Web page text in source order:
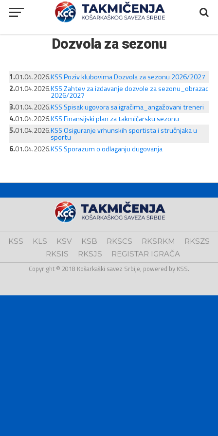
Dozvola za sezonu
1.01.04.2026.KSS Poziv klubovima Dozvola za sezonu 2026/2027
2.01.04.2026.KSS Zahtev za izdavanje dozvole za sezonu_obrazac
2026/2027
3.01.04.2026.KSS Spisak ugovora sa igračima_angažovani treneri
4.01.04.2026.KSS Finansijski plan za takmičarsku sezonu
5.01.04.2026.KSS Osiguranje vrhunskih sportista i stručnjaka u
sportu
6.01.04.2026.KSS Sporazum o odlaganju dugovanja
KSS KLS KSV KSB RKSCS RKSRKM
RKSZS
RKSIS
RKSJS REGISTAR IGRAČA
Copyright © 2018 Košarkaški savez Srbije, powered by KSS.